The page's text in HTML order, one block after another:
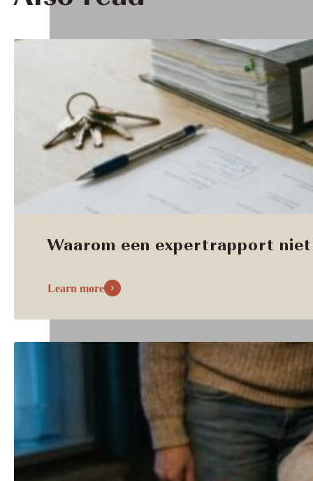
Waarom een expertrapport
Learn more